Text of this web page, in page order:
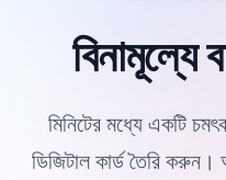
বিনামূল্যে
মিনিটের মধ্যে একটি
ডিজিটাল কার্ড তৈরি করুন।